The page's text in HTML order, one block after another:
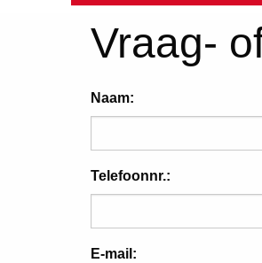
Vraag-
Naam:
Telefoonnr.:
E-mail: